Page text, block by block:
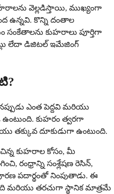
వెల్లడిస్తాయి, ముఖ్యంగా
ఉన్నవి. కొన్ని దంతాల
కుహరాలు పూర్తిగా
లేదా డిజిటల్ ఇమేజింగ్
ఎంత పెద్దవి మరియు
కుహరం త్వరగా
తక్కువ దూకుడుగా ఉంటుంది.
కుహరాల కోసం, మీ
రంధ్రాన్ని సంశ్లేషణ రెసిన్,
పదార్థంతో నింపుతాడు. ఈ
మరియు తరచుగా స్థానిక మాత్రమే